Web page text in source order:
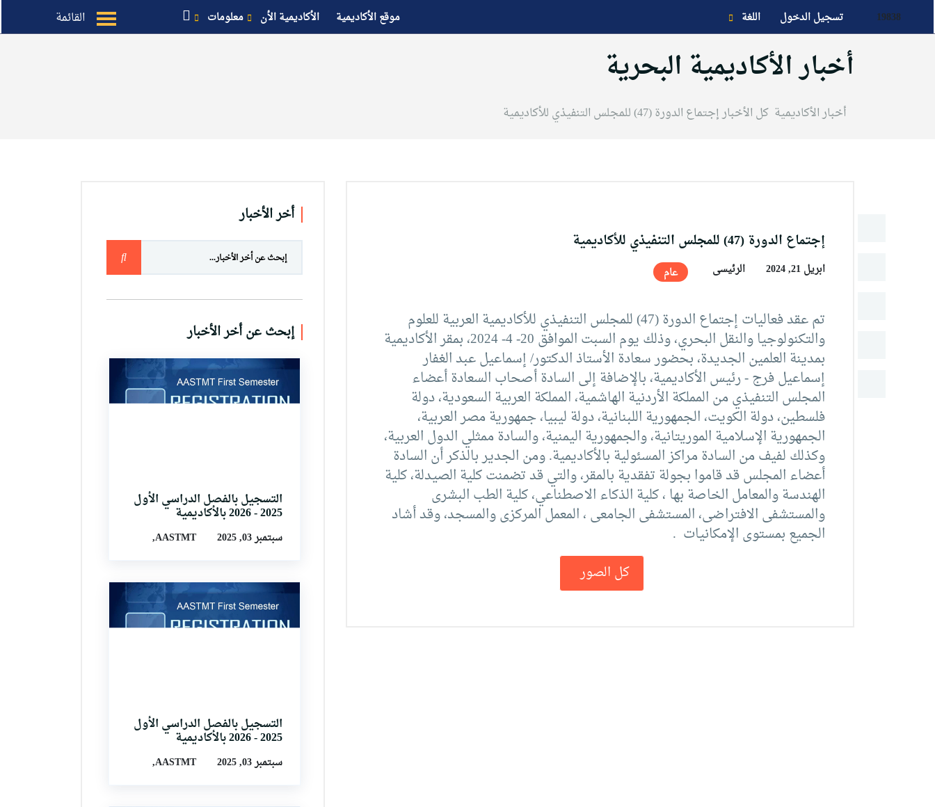
19838 تسجيل الدخول اللغة موقع الأكاديمية الأكاديمية الأن معلومات القائمة
القبول والتسجيل
الدراسات الأكاديمية
طلبة الأكاديمية
البحث العلمي
التدريب والخدمة المجتمعية
أخبار الأكاديمية البحرية
أخبار الأكاديمية كل الأخبارإجتماع الدورة (47) للمجلس التنفيذي للأكاديمية
إجتماع الدورة (47) للمجلس التنفيذي للأكاديمية
ابريل 21, 2024 الرئيسى عام
تم عقد فعاليات إجتماع الدورة (47) للمجلس التنفيذي للأكاديمية العربية للعلوم
والتكنولوجيا والنقل البحري، وذلك يوم السبت الموافق 20- 4- 2024، بمقر الأكاديمية
بمدينة العلمين الجديدة، بحضور سعادة الأستاذ الدكتور/ إسماعيل عبد الغفار
إسماعيل فرج - رئيس الأكاديمية، بالإضافة إلى السادة أصحاب السعادة أعضاء
المجلس التنفيذي من المملكة الأردنية الهاشمية، المملكة العربية السعودية، دولة
فلسطين، دولة الكويت، الجمهورية اللبنانية، دولة ليبيا، جمهورية مصر العربية،
الجمهورية الإسلامية الموريتانية، والجمهورية اليمنية، والسادة ممثلي الدول العربية،
وكذلك لفيف من السادة مراكز المسئولية بالأكاديمية. ومن الجدير بالذكر أن السادة
أعضاء المجلس قد قاموا بجولة تفقدية بالمقر، والتي قد تضمنت كلية الصيدلة، كلية
الهندسة والمعامل الخاصة بها ، كلية الذكاء الاصطناعي، كلية الطب البشرى
والمستشفى الافتراضى، المستشفى الجامعى ، المعمل المركزى والمسجد، وقد أشاد
الجميع بمستوى الإمكانيات .
كل الصور
أخر الأخبار
إبحث عن أخر الأخبار
التسجيل بالفصل الدراسي الأول
2025 - 2026 بالأكاديمية
سبتمبر 03, 2025 AASTMT,
التسجيل بالفصل الدراسي الأول
2025 - 2026 بالأكاديمية
سبتمبر 03, 2025 AASTMT,